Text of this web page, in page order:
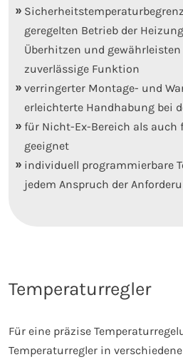
geregelten Betrieb der
Überhitzen und
zuverlässige Funktion
verringerter Montage- und
erleichterte Handhabung bei
für Nicht-Ex-Bereich als auch
geeignet
individuell programmierbare
jedem Anspruch der
Temperaturregler
Für eine präzise
Temperaturregler in